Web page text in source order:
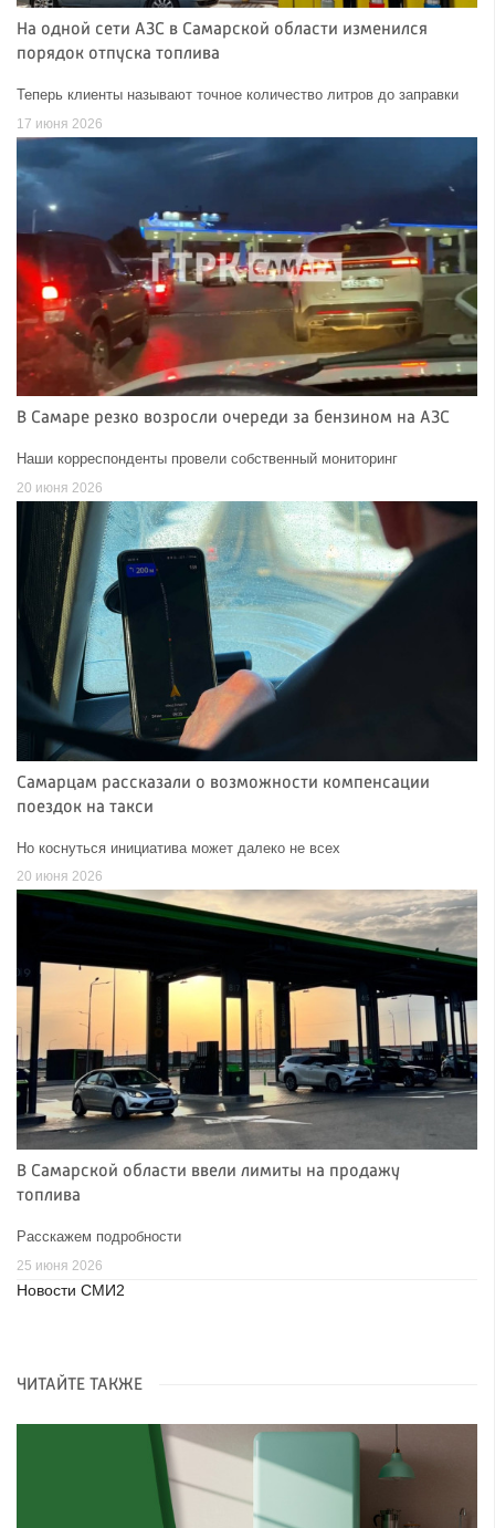
На одной сети АЗС в Самарской области изменился
порядок отпуска топлива
Теперь клиенты называют точное количество литров до заправки
17 июня 2026
В Самаре резко возросли очереди за бензином на АЗС
Наши корреспонденты провели собственный мониторинг
20 июня 2026
Самарцам рассказали о возможности компенсации
поездок на такси
Но коснуться инициатива может далеко не всех
20 июня 2026
В Самарской области ввели лимиты на продажу
топлива
Расскажем подробности
25 июня 2026
Новости СМИ2
ЧИТАЙТЕ ТАКЖЕ